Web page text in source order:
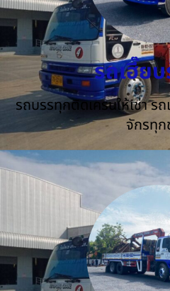
รถเฮี๊ย
รถบรรทุกติดเครนให้เช่า ร
จักรทุ